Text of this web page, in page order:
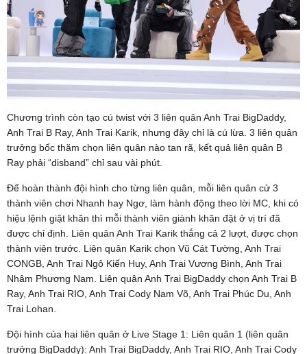
Chương trình còn tạo cú twist với 3 liên quân Anh Trai BigDaddy,
Anh Trai B Ray, Anh Trai Karik, nhưng đây chỉ là cú lừa. 3 liên quân
trưởng bốc thăm chọn liên quân nào tan rã, kết quả liên quân B
Ray phải “disband” chỉ sau vài phút.
Để hoàn thành đội hình cho từng liên quân, mỗi liên quân cử 3
thành viên chơi Nhanh hay Ngơ, làm hành động theo lời MC, khi có
hiệu lệnh giật khăn thì mỗi thành viên giành khăn đặt ở vị trí đã
được chỉ định. Liên quân Anh Trai Karik thắng cả 2 lượt, được chọn
thành viên trước. Liên quân Karik chọn Vũ Cát Tường, Anh Trai
CONGB, Anh Trai Ngô Kiến Huy, Anh Trai Vương Bình, Anh Trai
Nhâm Phương Nam. Liên quân Anh Trai BigDaddy chọn Anh Trai B
Ray, Anh Trai RIO, Anh Trai Cody Nam Võ, Anh Trai Phúc Du, Anh
Trai Lohan.
Đội hình của hai liên quân ở Live Stage 1: Liên quân 1 (liên quân
trưởng BigDaddy): Anh Trai BigDaddy, Anh Trai RIO, Anh Trai Cody